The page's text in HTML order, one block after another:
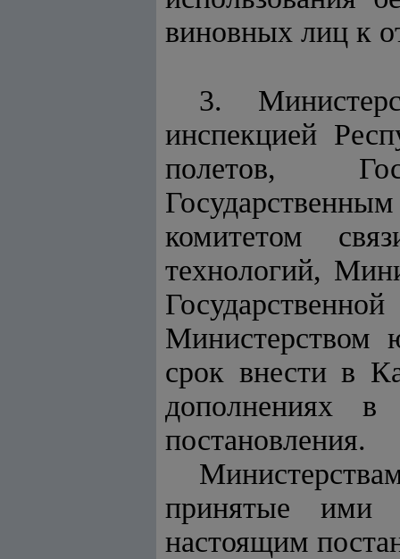
виновных лиц к
3.
инспекцией
полетов,
комитетом
технологий,
Министерством
срок внести в
дополнениях в
постановления.
принятые ими
настоящим